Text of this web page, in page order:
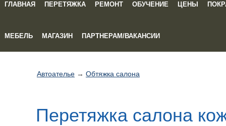
ГЛАВНАЯ ПЕРЕТЯЖКА РЕМОНТ ОБУЧЕНИЕ ЦЕНЫ
МЕБЕЛЬ МАГАЗИН ПАРТНЕРАМ/ВАКАНСИИ
Автоателье → Обтяжка салона
Перетяжка салона